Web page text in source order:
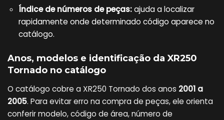
Índice de números de peças:ajuda a localizar
rapidamente onde determinado código aparece no
catálogo.
Anos, modelos e identificação da XR250
Tornado no catálogo
O catálogo cobre a XR250 Tornado dos anos 2001 a
2005. Para evitar erro na compra de peças, ele orienta
conferir modelo, código de área, número de